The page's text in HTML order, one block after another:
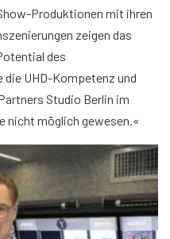
Produktionen mit ihren
zeigen das
des
die UHD-Kompetenz und
Studio Berlin im
nicht möglich gewesen.«